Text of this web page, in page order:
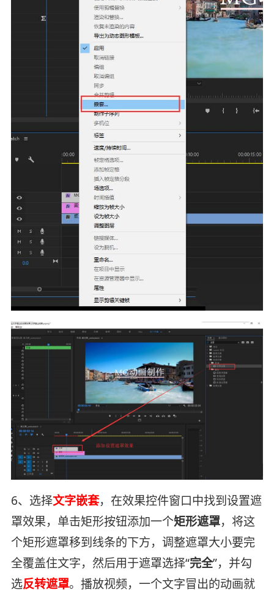
6、选择文字嵌套，在效果控件窗口中找到设置遮
罩效果，单击矩形按钮添加一个矩形遮罩，将这
个矩形遮罩移到线条的下方，调整遮罩大小要完
全覆盖住文字，然后用于遮罩选择“完全”，并勾
选反转遮罩。播放视频，一个文字冒出的动画就